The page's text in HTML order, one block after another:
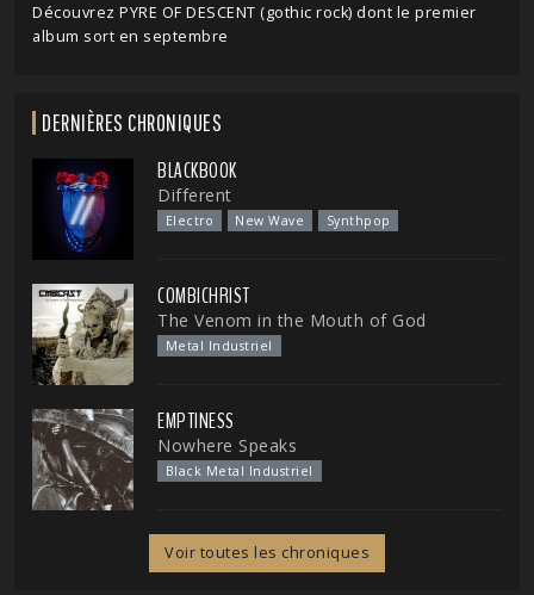
Découvrez PYRE OF DESCENT (gothic rock) dont le premier
album sort en septembre
DERNIÈRES CHRONIQUES
BLACKBOOK
Different
Electro New Wave Synthpop
COMBICHRIST
The Venom in the Mouth of God
Metal Industriel
EMPTINESS
Nowhere Speaks
Black Metal Industriel
Voir toutes les chroniques